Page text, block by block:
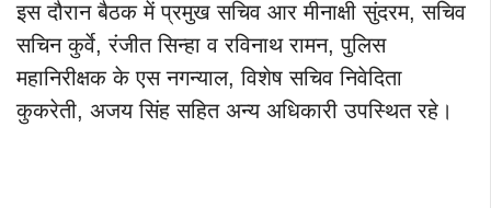
इस दौरान बैठक में प्रमुख सचिव आर मीनाक्षी सुंदरम, सचिव
सचिन कुर्वे, रंजीत सिन्हा व रविनाथ रामन, पुलिस
महानिरीक्षक के एस नगन्याल, विशेष सचिव निवेदिता
कुकरेती, अजय सिंह सहित अन्य अधिकारी उपस्थित रहे।